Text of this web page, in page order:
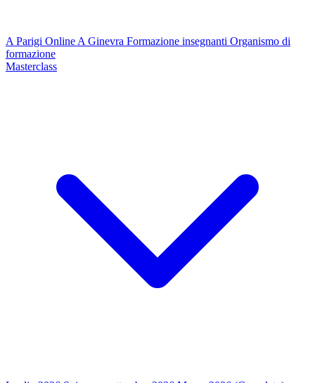
A Parigi Online A Ginevra Formazione insegnanti Organismo di
formazione
Masterclass